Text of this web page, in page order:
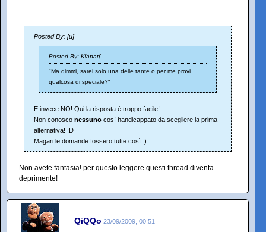
Posted By: [u]
Posted By: Klàpatʃ
"Ma dimmi, sarei solo una delle tante o per me provi
qualcosa di speciale?"
E invece NO! Qui la risposta è troppo facile!
Non conosco nessuno così handicappato da scegliere la prima
alternativa! :D
Magari le domande fossero tutte così :)
Non avete fantasia! per questo leggere questi thread diventa
deprimente!
QiQQo 23/09/2009, 00:51